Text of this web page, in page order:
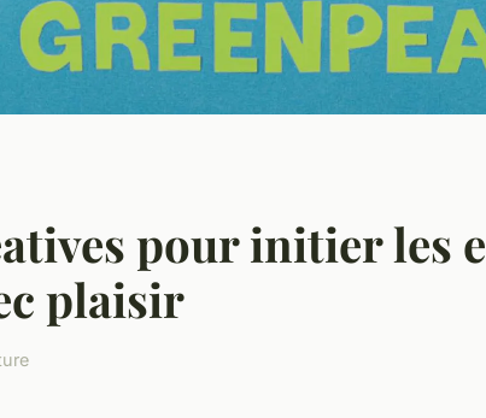
pour initier les
plaisir